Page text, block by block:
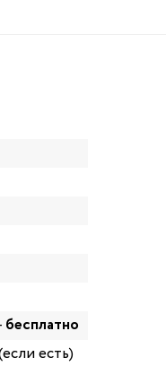
бесплатно
есть)